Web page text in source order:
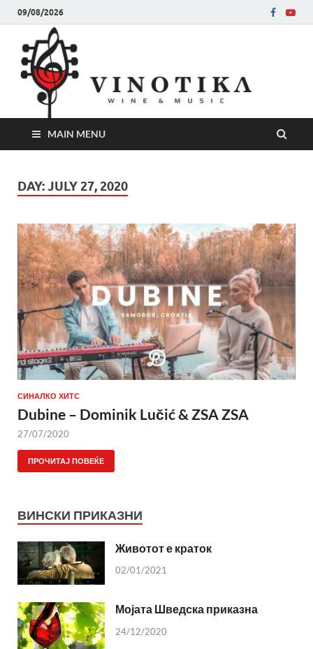
09/08/2026
MAIN MENU
DAY:JULY 27, 2020
СИНАЛКО ХИТС
Dubine – Dominik Lučić & ZSA ZSA
27/07/2020
ПРОЧИТАЈ ПОВЕЌЕ
ВИНСКИ ПРИКАЗНИ
Животот е краток
02/01/2021
Мојата Шведска приказна
24/12/2020